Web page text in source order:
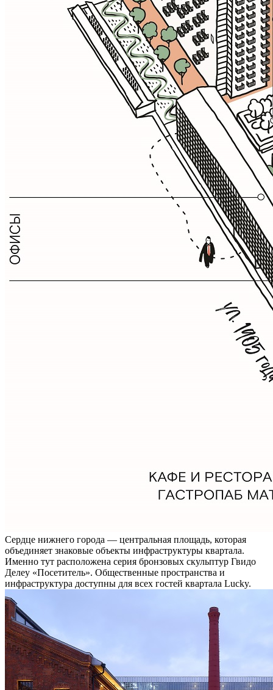
Сердце нижнего города — центральная площадь, которая
объединяет знаковые объекты инфраструктуры квартала.
Именно тут расположена серия бронзовых скульптур Гвидо
Делеу «Посетитель». Общественные пространства и
инфраструктура доступны для всех гостей квартала Lucky.